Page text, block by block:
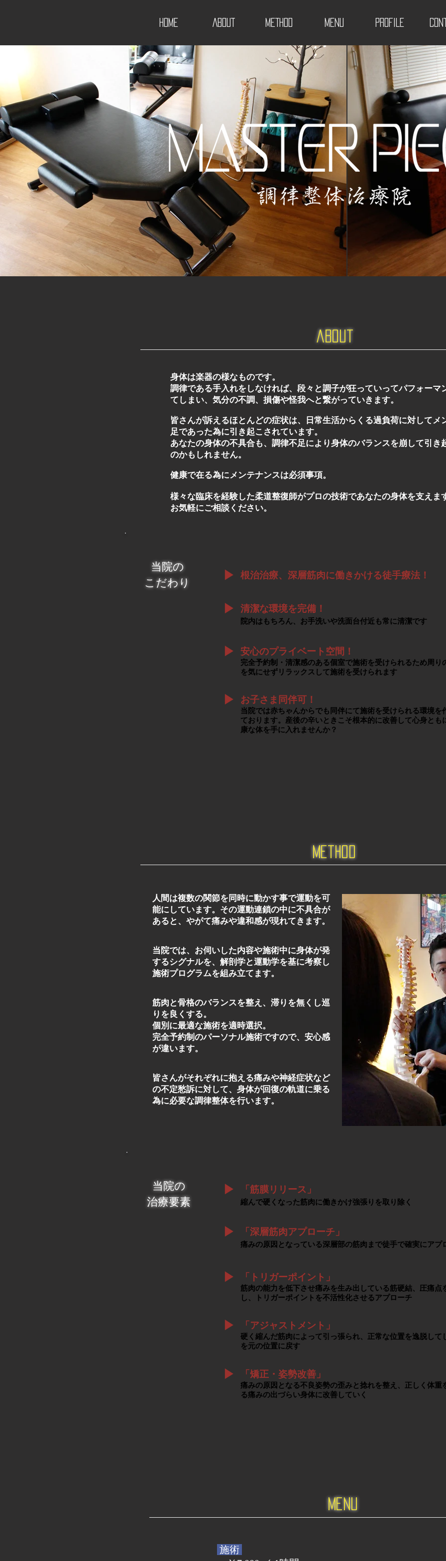
HOME ABOUT METHOD MENU PROFILE
about
身体は楽器の様なものです。
調律である手入れをしなければ、段々と調子が狂っていってパフォーマ
てしまい、気分の不調、損傷や怪我へと繋がっていきます。
皆さんが訴えるほとんどの症状は、日常生活からくる過負荷に対してメ
足であった為に引き起こされています。
あなたの身体の不具合も、調律不足により身体のバランスを崩して引き
のかもしれません。
健康で在る為にメンテナンスは必須事項。
様々な臨床を経験した柔道整復師がプロの技術であなたの身体を支えま
お気軽にご相談ください。
▶︎ 根治治療、深層筋肉に働きかける徒手療法！
▶︎ 清潔な環境を完備！
院内はもちろん、お手洗いや洗面台付近も常に清潔です
▶︎ 安心のプライベート空間！
完全予約制・清潔感のある個室で施術を受けられるため周り
を気にせずリラックスして施術を受けられます
▶︎ お子さま同伴可！
当院では赤ちゃんからでも同伴にて施術を受けられる環境を
ております。 産後の辛いときこそ根本的に改善して心身とも
康な体を手に入れませんか？
当院の
こだわり
method
人間は複数の関節を同時に動かす事で運動を可
能にしています。 その運動連鎖の中に不具合が
あると、やがて痛みや違和感が現れてきます。
当院では、お伺いした内容や施術中に身体が発
するシグナルを、解剖学と運動学を基に考察し
施術プログラムを組み立てます。
筋肉と骨格のバランスを整え、滞りを無くし巡
りを良くする。
個別に最適な施術を適時選択。
完全予約制のパーソナル施術ですので、安心感
が違います。
皆さんがそれぞれに抱える痛みや神経症状など
の不定愁訴に対して、身体が回復の軌道に乗る
為に必要な調律整体を行います。
▶︎ 「筋膜リリース」
縮んで硬くなった筋肉に働きかけ強張りを取り除く
▶︎ 「深層筋肉アプローチ」
痛みの原因となっている深層部の筋肉まで徒手で確実にアプ
▶︎ 「トリガーポイント」
筋肉の能力を低下させ痛みを生み出している筋硬結、圧痛点
し、トリガーポイントを不活性化させるアプローチ
▶︎ 「アジャストメント」
硬く縮んだ筋肉によって引っ張られ、正常な位置を逸脱して
を元の位置に戻す
▶︎ 「矯正・姿勢改善」
痛みの原因となる不良姿勢の歪みと捻れを整え、正しく体重
る痛みの出づらい身体に改善していく
当院の
治療要素
menu
施術